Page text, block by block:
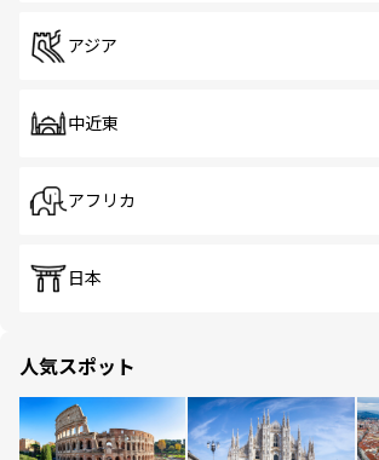
アジア
中近東
アフリカ
日本
人気スポット